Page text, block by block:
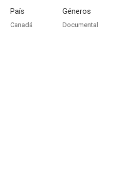
País
Canadá
Géneros
Documental